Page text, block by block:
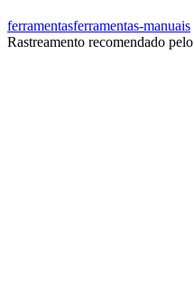
ferramentasferramentas-manuais
Rastreamento recomendado pelo